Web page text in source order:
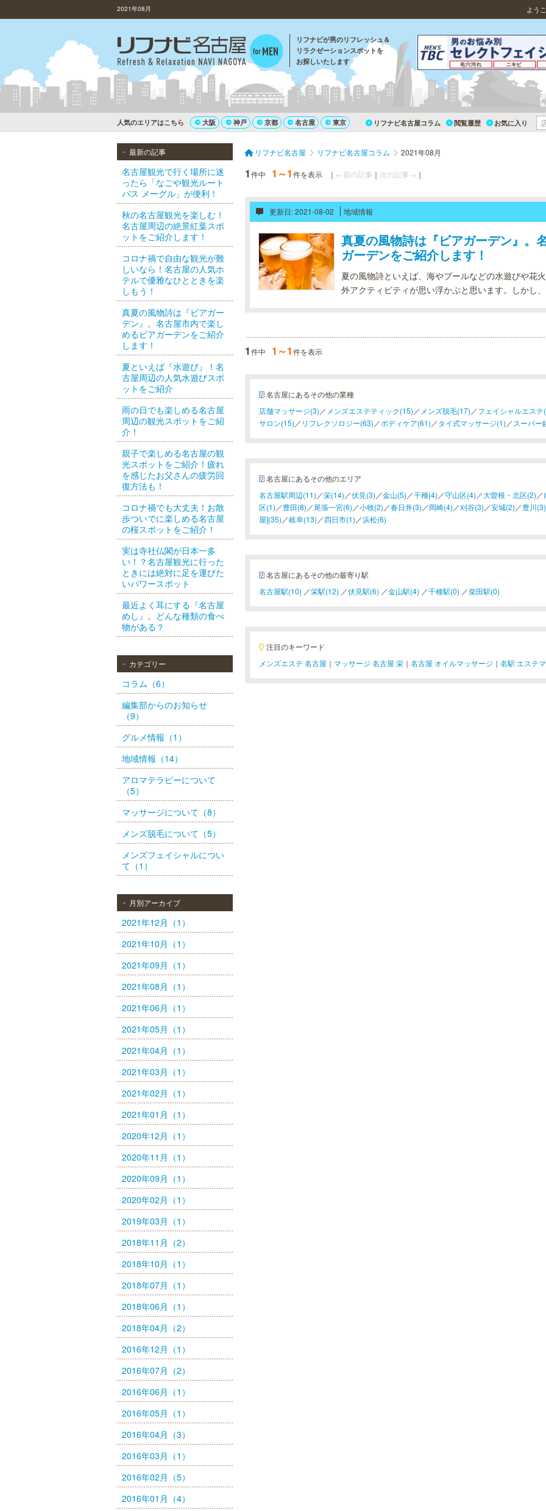
2021年08月 ようこ
リフナビが男のリフレッシュ＆
リラクゼーションスポットを
お探しいたします
人気のエリアはこちら 大阪 神戸 京都 名古屋 東京 リフナビ名古屋コラム 閲覧履歴 お気に入り
最新の記事
名古屋観光で行く場所に迷
ったら「なごや観光ルート
バス メーグル」が便利！
秋の名古屋観光を楽しむ！
名古屋周辺の絶景紅葉スポ
ットをご紹介します！
コロナ禍で自由な観光が難
しいなら！名古屋の人気ホ
テルで優雅なひとときを楽
しもう！
真夏の風物詩は『ビアガー
デン』。名古屋市内で楽し
めるビアガーデンをご紹介
します！
夏といえば『水遊び』！名
古屋周辺の人気水遊びスポ
ットをご紹介
雨の日でも楽しめる名古屋
周辺の観光スポットをご紹
介！
親子で楽しめる名古屋の観
光スポットをご紹介！疲れ
を感じたお父さんの疲労回
復方法も！
コロナ禍でも大丈夫！お散
歩ついでに楽しめる名古屋
の桜スポットをご紹介！
実は寺社仏閣が日本一多
い！？名古屋観光に行った
ときには絶対に足を運びた
いパワースポット
最近よく耳にする『名古屋
めし』。どんな種類の食べ
物がある？
カテゴリー
コラム（6）
編集部からのお知らせ
（9）
グルメ情報（1）
地域情報（14）
アロマテラピーについて
（5）
マッサージについて（8）
メンズ脱毛について（5）
メンズフェイシャルについ
て（1）
月別アーカイブ
2021年12月（1）
2021年10月（1）
2021年09月（1）
2021年08月（1）
2021年06月（1）
2021年05月（1）
2021年04月（1）
2021年03月（1）
2021年02月（1）
2021年01月（1）
2020年12月（1）
2020年11月（1）
2020年09月（1）
2020年02月（1）
2019年03月（1）
2018年11月（2）
2018年10月（1）
2018年07月（1）
2018年06月（1）
2018年04月（2）
2016年12月（1）
2016年07月（2）
2016年06月（1）
2016年05月（1）
2016年04月（3）
2016年03月（1）
2016年02月（5）
2016年01月（4）
リフナビ名古屋 リフナビ名古屋コラム 2021年08月
1 件中 1～1 件を表示 ｜ ←前の記事 ｜ 次の記事→ ｜
更新日: 2021-08-02 地域情報
真夏の風物詩は『ビアガーデン』。
ガーデンをご紹介します！
夏の風物詩といえば、海やプールなどの水遊びや花
外アクティビティが思い浮かぶと思います。しかし
1 件中 1～1 件を表示
名古屋にあるその他の業種
店舗マッサージ(3) ／ メンズエステティック(15) ／ メンズ脱毛(17) ／フェイシャルエステ
サロン(15) ／ リフレクソロジー(63) ／ボディケア(61) ／タイ式マッサージ(1) ／ スーパー
名古屋にあるその他のエリア
名古屋駅周辺(11) ／栄(14) ／伏見(3) ／金山(5) ／千種(4) ／守山区(4) ／大曽根・北区(2) ／
区(1) ／豊田(8) ／尾張一宮(6) ／小牧(2) ／春日井(3) ／岡崎(4) ／刈谷(3) ／安城(2) ／豊川(3)
屋](35) ／岐阜(13) ／四日市(1) ／浜松(6)
名古屋にあるその他の最寄り駅
名古屋駅(10) ／栄駅(12) ／伏見駅(6) ／金山駅(4) ／千種駅(0) ／柴田駅(0)
注目のキーワード
メンズエステ 名古屋 ｜ マッサージ 名古屋 栄 ｜ 名古屋 オイルマッサージ ｜ 名駅 エステ